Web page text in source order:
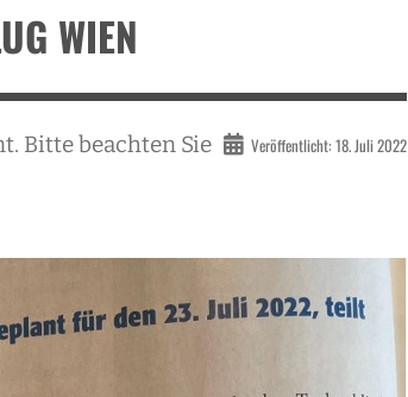
WIEN
Veröffentlicht: 18. Juli 2022
Bitte beachten Sie